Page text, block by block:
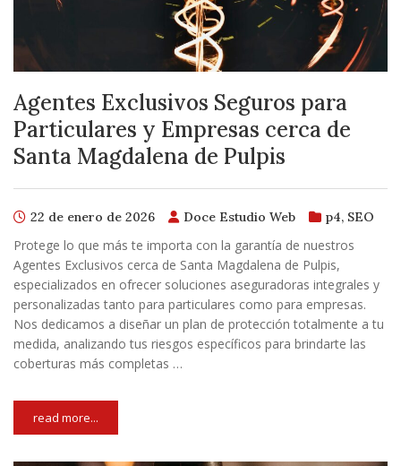
Agentes Exclusivos Seguros para
Particulares y Empresas cerca de
Santa Magdalena de Pulpis
22 de enero de 2026 Doce Estudio Web p4, SEO
Protege lo que más te importa con la garantía de nuestros
Agentes Exclusivos cerca de Santa Magdalena de Pulpis,
especializados en ofrecer soluciones aseguradoras integrales y
personalizadas tanto para particulares como para empresas.
Nos dedicamos a diseñar un plan de protección totalmente a tu
medida, analizando tus riesgos específicos para brindarte las
coberturas más completas …
read more...